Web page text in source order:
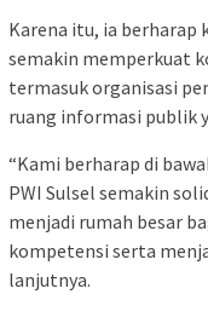
Karena itu, ia berharap
semakin memperkuat
termasuk organisasi
ruang informasi publik
“Kami berharap di
PWI Sulsel semakin
menjadi rumah besar
kompetensi serta
lanjutnya.